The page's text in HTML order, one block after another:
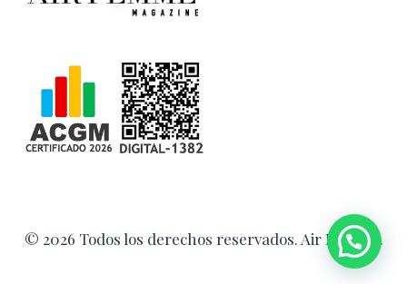
© 2026 Todos los derechos reservados. Air Femme.